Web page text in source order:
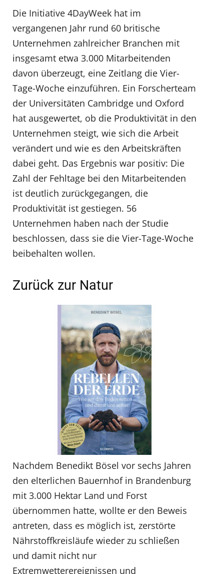
Die Initiative 4DayWeek hat im
vergangenen Jahr rund 60 britische
Unternehmen zahlreicher Branchen mit
insgesamt etwa 3.000 Mitarbeitenden
davon überzeugt, eine Zeitlang die Vier-
Tage-Woche einzuführen. Ein Forscherteam
der Universitäten Cambridge und Oxford
hat ausgewertet, ob die Produktivität in den
Unternehmen steigt, wie sich die Arbeit
verändert und wie es den Arbeitskräften
dabei geht. Das Ergebnis war positiv: Die
Zahl der Fehltage bei den Mitarbeitenden
ist deutlich zurückgegangen, die
Produktivität ist gestiegen. 56
Unternehmen haben nach der Studie
beschlossen, dass sie die Vier-Tage-Woche
beibehalten wollen.
Zurück zur Natur
Nachdem Benedikt Bösel vor sechs Jahren
den elterlichen Bauernhof in Brandenburg
mit 3.000 Hektar Land und Forst
übernommen hatte, wollte er den Beweis
antreten, dass es möglich ist, zerstörte
Nährstoffkreisläufe wieder zu schließen
und damit nicht nur
Extremwetterereignissen und